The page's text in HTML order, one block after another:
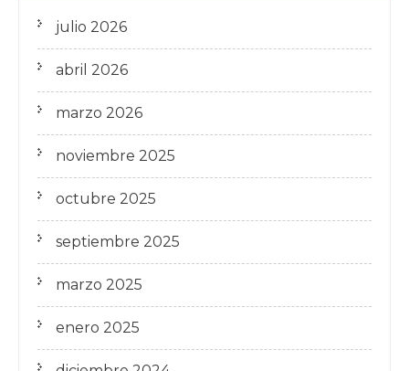
julio 2026
abril 2026
marzo 2026
noviembre 2025
octubre 2025
septiembre 2025
marzo 2025
enero 2025